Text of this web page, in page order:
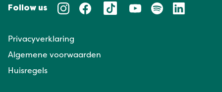
Follow us
Privacyverklaring
Algemene voorwaarden
Huisregels